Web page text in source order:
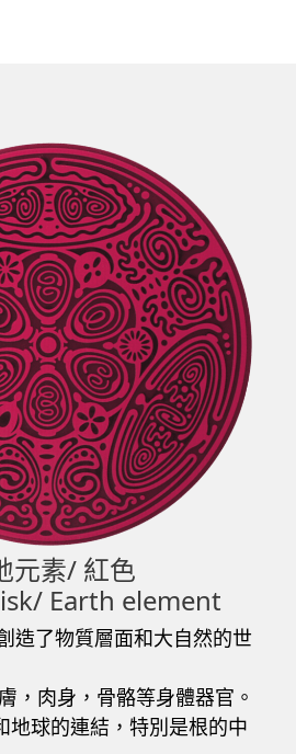
元素/ 紅色
Earth element
造了物質層面和大自然的世
，肉身，骨骼等身體器官。
地球的連結，特別是根的中